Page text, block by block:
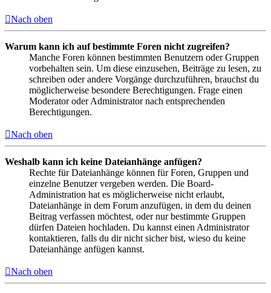
Nach oben
Warum kann ich auf bestimmte Foren nicht zugreifen?
Manche Foren können bestimmten Benutzern oder Gruppen
vorbehalten sein. Um diese einzusehen, Beiträge zu lesen, zu
schreiben oder andere Vorgänge durchzuführen, brauchst du
möglicherweise besondere Berechtigungen. Frage einen
Moderator oder Administrator nach entsprechenden
Berechtigungen.
Nach oben
Weshalb kann ich keine Dateianhänge anfügen?
Rechte für Dateianhänge können für Foren, Gruppen und
einzelne Benutzer vergeben werden. Die Board-
Administration hat es möglicherweise nicht erlaubt,
Dateianhänge in dem Forum anzufügen, in dem du deinen
Beitrag verfassen möchtest, oder nur bestimmte Gruppen
dürfen Dateien hochladen. Du kannst einen Administrator
kontaktieren, falls du dir nicht sicher bist, wieso du keine
Dateianhänge anfügen kannst.
Nach oben